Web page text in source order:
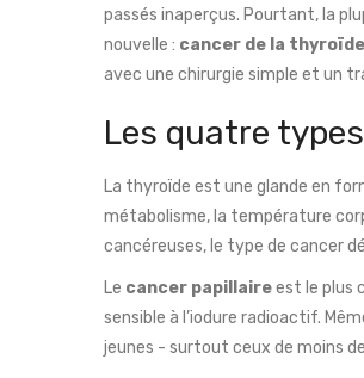
passés inaperçus. Pourtant, la
nouvelle : cancer de la thyroïde
avec une chirurgie simple et un
Les quatre
La thyroïde est une glande en
métabolisme, la température
cancéreuses, le type de cancer
Le cancer papillaireest le plus
sensible à l’iodure radioactif.
jeunes - surtout ceux de moins